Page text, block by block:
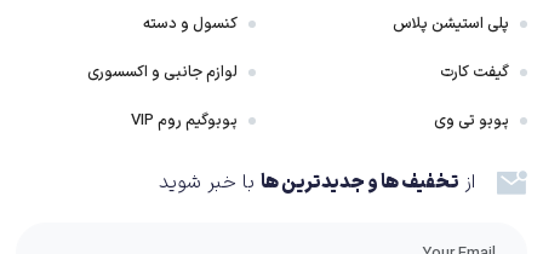
که با شخصیت کاپیتان پرایس آشنا شدید و حالا در کنار فیلیپ گریوز به داستان
بازی انتشار داده است که سعی کرده طرفداران را متعجب کند و اطلاعات زیادی هم
به کاربران ارائه ندهد تا همه منتظر منتشر شدن این بازی بمانند)
پلی استیشن پلاس
گیفت کارت
پوبو تی وی
کنسول و دسته
لوازم جانبی و اکسسوری
پوبوگیم روم VIP
از تخفیف ها و جدیدترین ها با خبر شوید